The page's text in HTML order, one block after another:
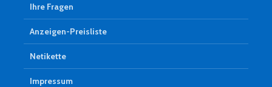
Ihre Fragen
Anzeigen-Preisliste
Netikette
Impressum